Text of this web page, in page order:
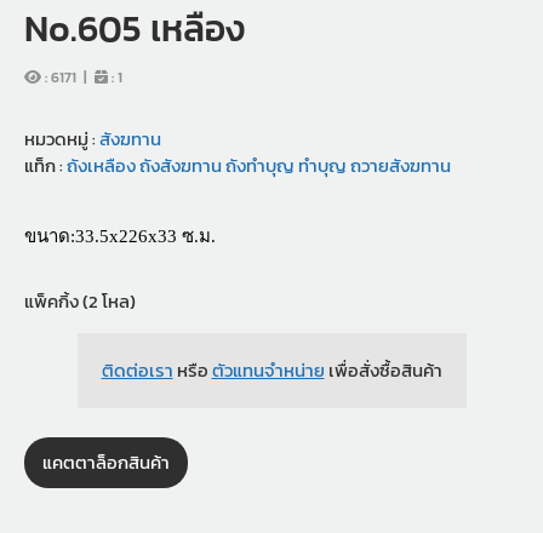
No.605 เหลือง
:6171 | :1
หมวดหมู่ :สังฆทาน
แท็ก :ถังเหลืองถังสังฆทานถังทำบุญ ทำบุญถวายสังฆทาน
ขนาด:33.5x226x33 ซ.ม.
แพ็คกิ้ง (2 โหล)
ติดต่อเรา หรือตัวแทนจำหน่าย เพื่อสั่งซื้อสินค้า
แคตตาล็อกสินค้า